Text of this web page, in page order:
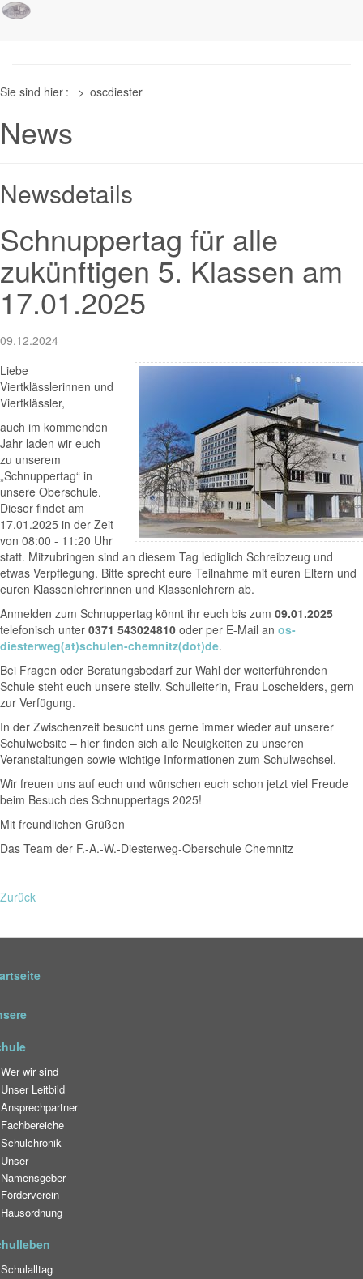
Sie sind hier : > oscdiester
News
Newsdetails
Schnuppertag für alle
zukünftigen 5. Klassen am
17.01.2025
09.12.2024
Liebe
Viertklässlerinnen und
Viertklässler,
auch im kommenden
Jahr laden wir euch
zu unserem
„Schnuppertag“ in
unsere Oberschule.
Dieser findet am
17.01.2025 in der Zeit
von 08:00 - 11:20 Uhr
statt. Mitzubringen sind an diesem Tag lediglich Schreibzeug und
etwas Verpflegung. Bitte sprecht eure Teilnahme mit euren Eltern und
euren Klassenlehrerinnen und Klassenlehrern ab.
Anmelden zum Schnuppertag könnt ihr euch bis zum 09.01.2025
telefonisch unter 0371 543024810 oder per E-Mail an os-
diesterweg(at)schulen-chemnitz(dot)de.
Bei Fragen oder Beratungsbedarf zur Wahl der weiterführenden
Schule steht euch unsere stellv. Schulleiterin, Frau Loschelders, gern
zur Verfügung.
In der Zwischenzeit besucht uns gerne immer wieder auf unserer
Schulwebsite – hier finden sich alle Neuigkeiten zu unseren
Veranstaltungen sowie wichtige Informationen zum Schulwechsel.
Wir freuen uns auf euch und wünschen euch schon jetzt viel Freude
beim Besuch des Schnuppertags 2025!
Mit freundlichen Grüßen
Das Team der F.-A.-W.-Diesterweg-Oberschule Chemnitz
Zurück
Wer wir sind
Unser Leitbild
Ansprechpartner
Fachbereiche
Schulchronik
Unser
Namensgeber
Förderverein
Hausordnung
Schulalltag